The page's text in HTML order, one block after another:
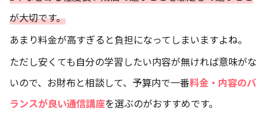
が大切です。
あまり料金が高すぎると負担になってしまいますよね。
ただし安くても自分の学習したい内容が無ければ意味がな
いので、お財布と相談して、予算内で一番料金・内容のバ
ランスが良い通信講座を選ぶのがおすすめです。